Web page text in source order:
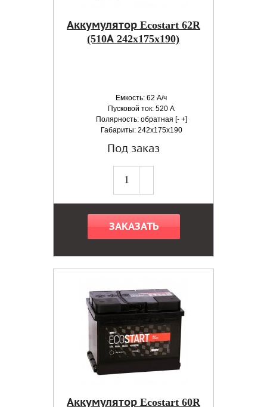
Аккумулятор Ecostart 62R
(510А 242x175x190)
Емкость: 62 А/ч
Пусковой ток: 520 А
Полярность: обратная [- +]
Габариты: 242x175x190
Под заказ
ЗАКАЗАТЬ
Аккумулятор Ecostart 60R